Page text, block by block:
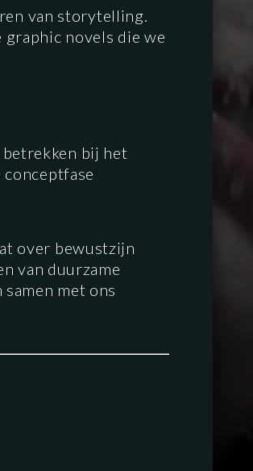
van storytelling.
novels die we
bij het
conceptfase
over bewustzijn
van duurzame
met ons